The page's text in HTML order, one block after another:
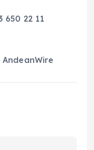
650 22 11